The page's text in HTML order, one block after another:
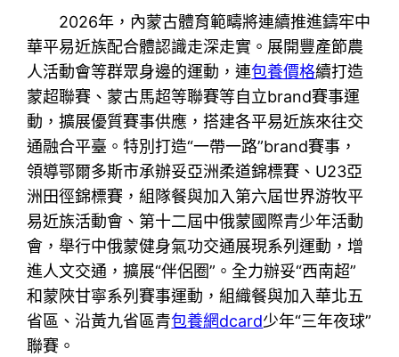
2026年，內蒙古體育範疇將連續推進鑄牢中
華平易近族配合體認識走深走實。展開豐產節農
人活動會等群眾身邊的運動，連包養價格續打造
蒙超聯賽、蒙古馬超等聯賽等自立brand賽事運
動，擴展優質賽事供應，搭建各平易近族來往交
通融合平臺。特別打造“一帶一路”brand賽事，
領導鄂爾多斯市承辦妥亞洲柔道錦標賽、U23亞
洲田徑錦標賽，組隊餐與加入第六屆世界游牧平
易近族活動會、第十二屆中俄蒙國際青少年活動
會，舉行中俄蒙健身氣功交通展現系列運動，增
進人文交通，擴展“伴侶圈”。全力辦妥“西南超”
和蒙陜甘寧系列賽事運動，組織餐與加入華北五
省區、沿黃九省區青包養網dcard少年“三年夜球”
聯賽。